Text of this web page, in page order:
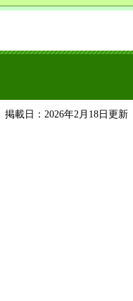
掲載日：2026年2月18日更新